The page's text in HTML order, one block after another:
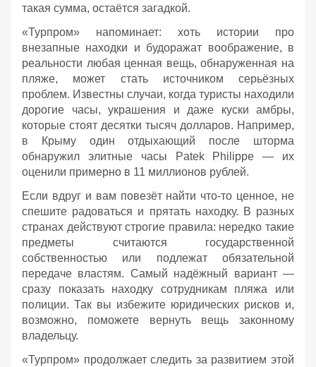
такая сумма, остаётся загадкой.
«Турпром» напоминает: хоть истории про
внезапные находки и будоражат воображение, в
реальности любая ценная вещь, обнаруженная на
пляже, может стать источником серьёзных
проблем. Известны случаи, когда туристы находили
дорогие часы, украшения и даже куски амбры,
которые стоят десятки тысяч долларов. Например,
в Крыму один отдыхающий после шторма
обнаружил элитные часы Patek Philippe — их
оценили примерно в 11 миллионов рублей.
Если вдруг и вам повезёт найти что‑то ценное, не
спешите радоваться и прятать находку. В разных
странах действуют строгие правила: нередко такие
предметы считаются государственной
собственностью или подлежат обязательной
передаче властям. Самый надёжный вариант —
сразу показать находку сотрудникам пляжа или
полиции. Так вы избежите юридических рисков и,
возможно, поможете вернуть вещь законному
владельцу.
«Турпром» продолжает следить за развитием этой